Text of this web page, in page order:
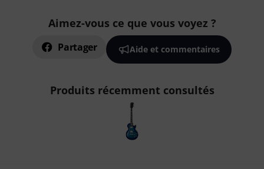
Aimez-vous ce que vous voyez ?
Partager Aide et commentaires
Produits récemment consultés